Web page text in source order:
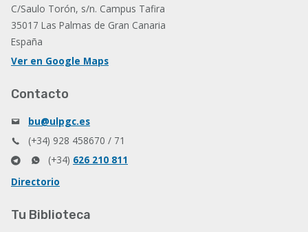
C/Saulo Torón, s/n. Campus Tafira
35017 Las Palmas de Gran Canaria
España
Ver en Google Maps
Contacto
bu@ulpgc.es
(+34) 928 458670 / 71
(+34) 626 210 811
Directorio
Tu Biblioteca